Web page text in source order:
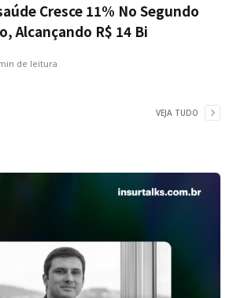
Cresce 11% No Segundo
Alcançando R$ 14 Bi
de leitura
VEJA TUDO